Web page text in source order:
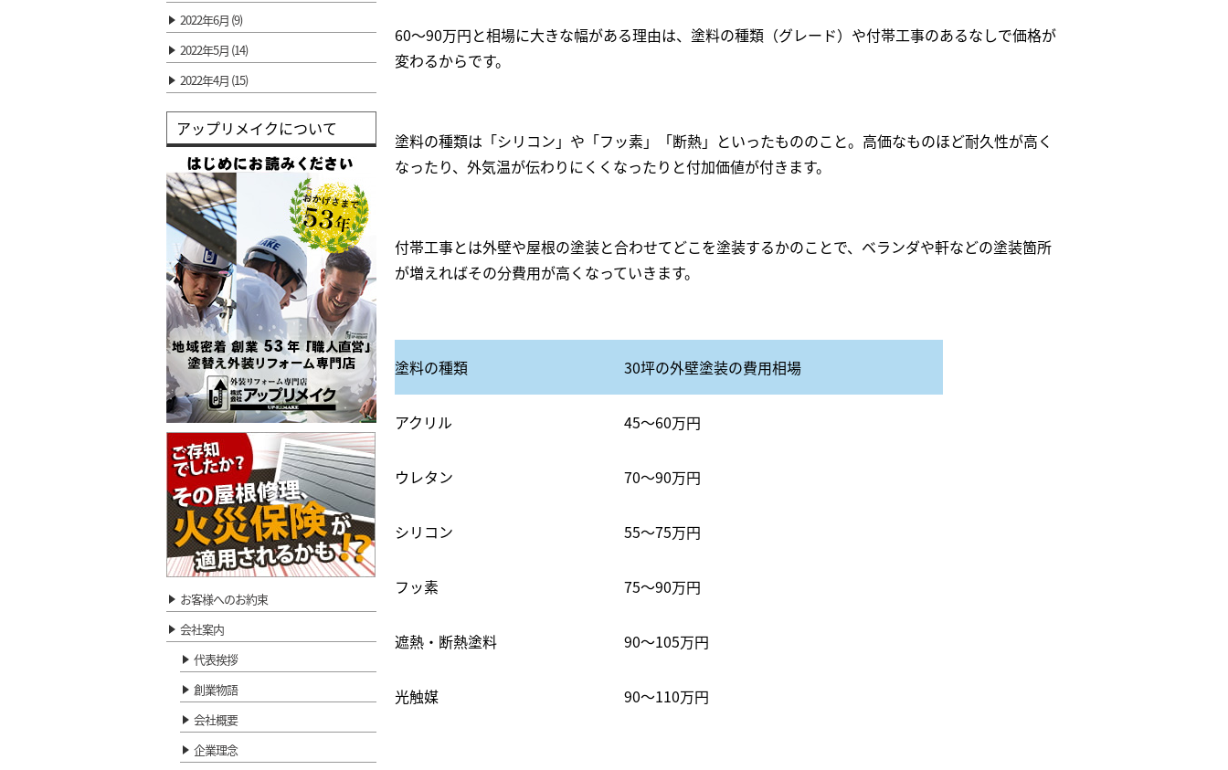
60〜90万円と相場に大きな幅がある理由は、塗料の種類（グレード）や付帯工事のあるなしで価格が
変わるからです。
塗料の種類は「シリコン」や「フッ素」「断熱」といったもののこと。高価なものほど耐久性が高く
なったり、外気温が伝わりにくくなったりと付加価値が付きます。
付帯工事とは外壁や屋根の塗装と合わせてどこを塗装するかのことで、ベランダや軒などの塗装箇所
が増えればその分費用が高くなっていきます。
塗料の種類 30坪の外壁塗装の費用相場
アクリル 45〜60万円
ウレタン 70〜90万円
シリコン 55〜75万円
フッ素 75〜90万円
遮熱・断熱塗料 90〜105万円
光触媒 90〜110万円
2022年6月 (9)
2022年5月 (14)
2022年4月 (15)
アップリメイクについて
お客様へのお約束
会社案内
代表挨拶
創業物語
会社概要
企業理念